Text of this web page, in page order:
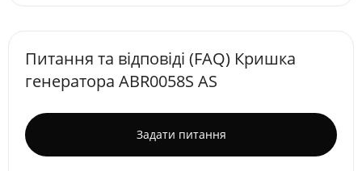
Питання та відповіді (FAQ) Кришка
генератора ABR0058S AS
Задати питання